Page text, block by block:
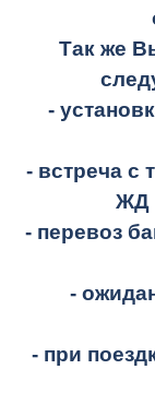
Так же
-
- встреча с
ЖД
- перевоз
-
- при